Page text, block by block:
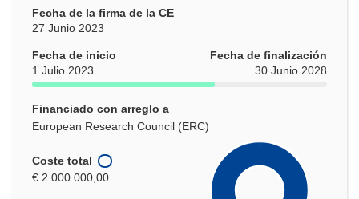
Fecha de la firma de la CE
27 Junio 2023
Fecha de inicio
1 Julio 2023
Fecha de finalización
30 Junio 2028
Financiado con arreglo a
European Research Council (ERC)
Coste total
€ 2 000 000,00